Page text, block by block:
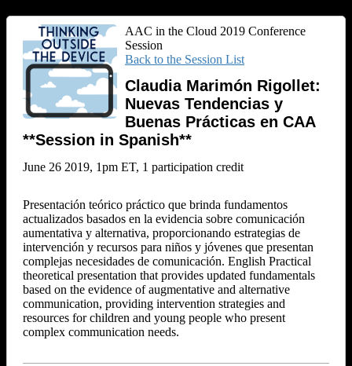
AAC in the Cloud 2019 Conference
Session
Back to the Session List
Claudia Marimón Rigollet:
Nuevas Tendencias y
Buenas Prácticas en CAA
**Session in Spanish**
June 26 2019, 1pm ET, 1 participation credit
Presentación teórico práctico que brinda fundamentos
actualizados basados en la evidencia sobre comunicación
aumentativa y alternativa, proporcionando estrategias de
intervención y recursos para niños y jóvenes que presentan
complejas necesidades de comunicación. English Practical
theoretical presentation that provides updated fundamentals
based on the evidence of augmentative and alternative
communication, providing intervention strategies and
resources for children and young people who present
complex communication needs.